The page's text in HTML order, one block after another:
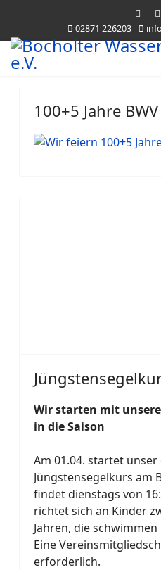
02871 226203
100+5 Jahre BWV
Wir starten mit
in die Saison
Am 01.04. startet
Jüngstensegelkurs am
findet dienstags von
richtet sich an Kinder
Jahren, die
Eine
erforderlich.